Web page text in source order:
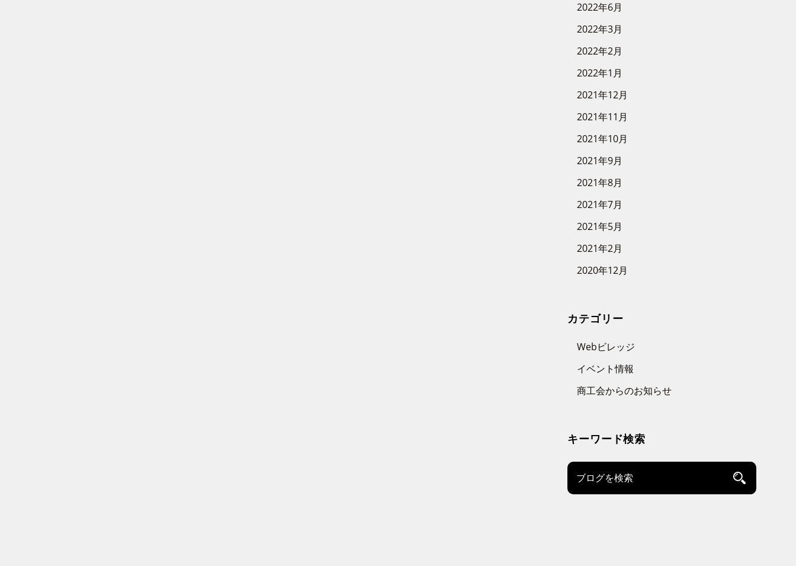
2022年6月
2022年3月
2022年2月
2022年1月
2021年12月
2021年11月
2021年10月
2021年9月
2021年8月
2021年7月
2021年5月
2021年2月
2020年12月
カテゴリー
Webビレッジ
イベント情報
商工会からのお知らせ
キーワード検索